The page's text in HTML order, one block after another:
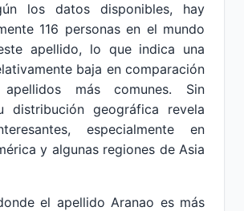
los datos disponibles, hay
116 personas en el mundo
apellido, lo que indica una
baja en comparación
más comunes. Sin
distribución geográfica revela
especialmente en
y algunas regiones de Asia
el apellido Aranao es más